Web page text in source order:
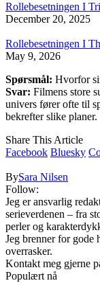
Rollebesetningen I
December 20, 2025
Rollebesetningen I
May 9, 2026
Spørsmål: Hvorfor
Svar: Filmens store
univers fører ofte til
bekrefter slike planer.
Share This Article
Facebook Bluesky
BySara Nilsen
Follow:
Jeg er ansvarlig
serieverdenen – fra
perler og
Jeg brenner for gode
overrasker.
Kontakt meg gjerne
Populært nå